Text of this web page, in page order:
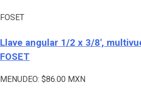
FOSET
Llave angular 1/2 x 3/8′,
FOSET
MENUDEO: $86.00 MXN